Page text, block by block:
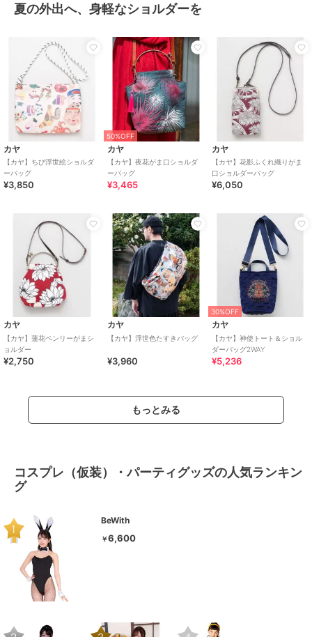
夏の外出へ、身軽なショルダーを
カヤ
【カヤ】ちび浮世絵ショルダ
ーバッグ
¥3,850
50%OFF
カヤ
【カヤ】夜花がま口ショルダ
ーバッグ
¥3,465
カヤ
【カヤ】花影ふくれ織りがま
口ショルダーバッグ
¥6,050
カヤ
【カヤ】蓮花ベンリーがまシ
ョルダー
¥2,750
カヤ
【カヤ】浮世色たすきバッグ
¥3,960
30%OFF
カヤ
【カヤ】神使トート＆ショル
ダーバッグ2WAY
¥5,236
もっとみる
コスプレ（仮装）・パーティグッズの人気ランキン
グ
BeWith
￥6,600